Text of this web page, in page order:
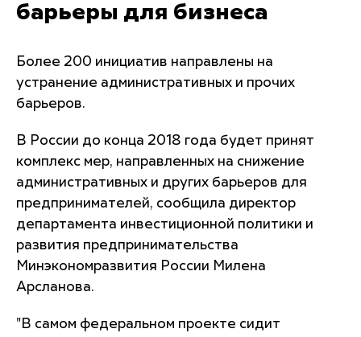
барьеры для бизнеса
Более 200 инициатив направлены на
устранение административных и прочих
барьеров.
В России до конца 2018 года будет принят
комплекс мер, направленных на снижение
административных и других барьеров для
предпринимателей, сообщила директор
департамента инвестиционной политики и
развития предпринимательства
Минэкономразвития России Милена
Арсланова.
"В самом федеральном проекте сидит